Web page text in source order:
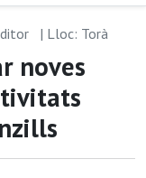
| Lloc: Torà
noves